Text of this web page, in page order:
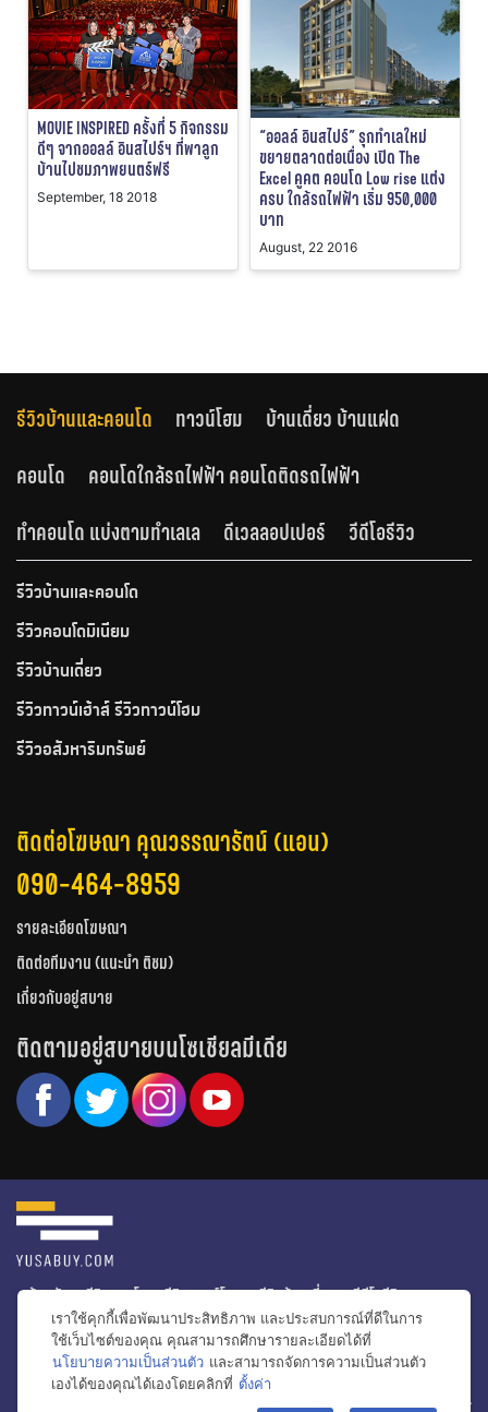
MOVIE INSPIRED ครั้งที่ 5 กิจกรรม
ดีๆ จากออลล์ อินสไปร์ฯ ที่พาลูก
บ้านไปชมภาพยนตร์ฟรี
September, 18 2018
“ออลล์ อินสไปร์” รุกทำเลใหม่
ขยายตลาดต่อเนื่อง เปิด The
Excel คูคต คอนโด Low rise แต่ง
ครบ ใกล้รถไฟฟ้า เริ่ม 950,000
บาท
August, 22 2016
รีวิวบ้านและคอนโด ทาวน์โฮม
บ้านเดี่ยว บ้านแฝด
คอนโด
คอนโดใกล้รถไฟฟ้า คอนโดติดรถไฟฟ้า
ทำคอนโด แบ่งตามทำเลเล
ดีเวลลอปเปอร์ วีดีโอรีวิว
รีวิวบ้านและคอนโด
รีวิวคอนโดมิเนียม
รีวิวบ้านเดี่ยว
รีวิวทาวน์เฮ้าส์ รีวิวทาวน์โฮม
รีวิวอสังหาริมทรัพย์
ติดต่อโฆษณา คุณวรรณารัตน์ (แอน)
090-464-8959
รายละเอียดโฆษณา
ติดต่อทีมงาน (แนะนำ ติชม)
เกี่ยวกับอยู่สบาย
ติดตามอยู่สบายบนโซเชียลมีเดีย
หน้าหลัก รีวิวคอนโด รีวิวทาวน์โฮม รีวิวบ้านเดี่ยว
วีดีโอรีวิว
ไอเดียแต่งบ้าน
ข่าวอสังหาริมทรัพย์
โปรโมชั่นบ้านและคอนโด
โครงการน่าสนใจ
© สงวนลิขสิทธิ์ 2556-2564
เราใช้คุกกี้เพื่อพัฒนาประสิทธิภาพ และประสบการณ์ที่ดีในการ
ใช้เว็บไซต์ของคุณ คุณสามารถศึกษารายละเอียดได้ที่
นโยบายความเป็นส่วนตัว และสามารถจัดการความเป็นส่วนตัว
เองได้ของคุณได้เองโดยคลิกที่ ตั้งค่า